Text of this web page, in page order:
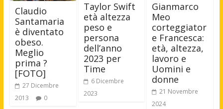
Claudio
Santamaria
è diventato
obeso.
Meglio
prima ?
[FOTO]
27 Dicembre
2013
0
Taylor Swift
età altezza
peso e
persona
dell’anno
2023 per
Time
6 Dicembre
2023
Gianmarco
Meo
corteggiator
e Francesca:
età, altezza,
lavoro e
Uomini e
donne
21 Novembre
2024